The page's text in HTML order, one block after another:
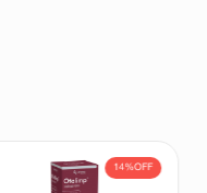
14%OFF